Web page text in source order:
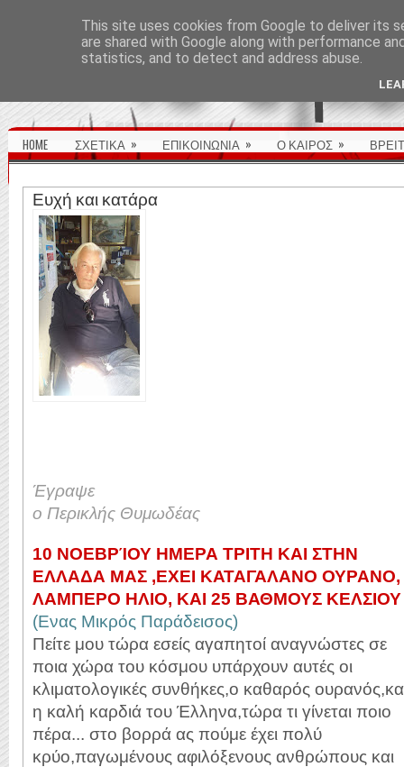
HOME ΣΧΕΤΙΚΑ » ΕΠΙΚΟΙΝΩΝΙΑ » Ο ΚΑΙΡΟΣ »
Ευχή και κατάρα
Έγραψε
ο Περικλής Θυμωδέας
10 ΝΟΕΒΡΊΟΥ ΗΜΕΡΑ ΤΡΙΤΗ ΚΑΙ ΣΤΗΝ
ΕΛΛΑΔΑ ΜΑΣ ,ΕΧΕΙ ΚΑΤΑΓΑΛΑΝΟ ΟΥΡΑΝΟ,
ΛΑΜΠΕΡΟ ΗΛΙΟ, ΚΑΙ 25 ΒΑΘΜΟΥΣ ΚΕΛΣΙΟΥ
(Ενας Μικρός Παράδεισος)
Πείτε μου τώρα εσείς αγαπητοί αναγνώστες σε
ποια χώρα του κόσμου υπάρχουν αυτές οι
κλιματολογικές συνθήκες,ο καθαρός
η καλή καρδιά του Έλληνα,τώρα τι γίνεται ποιο
πέρα... στο βορρά ας πούμε έχει πολύ
κρύο,παγωμένους αφιλόξενους ανθρώπους και
This site uses cookies from Google to deliver its
are shared with Google along with performance
statistics, and to detect and address abuse.